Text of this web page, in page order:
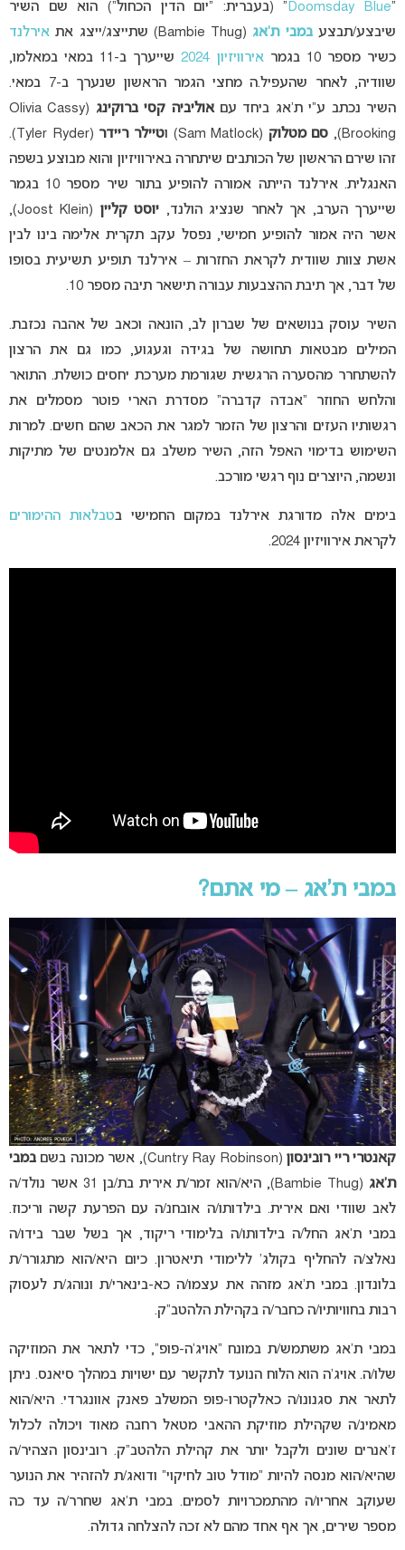
“
Doomsday Blue ” (בעברית: “יום הדין הכחול”) הוא שם השיר
שיבצע/תבצעבמבי ת’אג (Bambie Thug) שתייצג/ייצג את
אירלנד
כשיר מספר 10 בגמר
אירוויזיון 2024
שייערך ב-11 במאי במאלמו,
שוודיה, לאחר שהעפיל.ה מחצי הגמר הראשון שנערך ב-7 במאי.
השיר נכתב ע”י ת’אג ביחד עםאוליביה קסי ברוקינג
(Olivia Cassy
Brooking),
סם מטלוק (Sam Matlock) ו טיילר ריידר
(Tyler Ryder).
זהו שירם הראשון של הכותבים שיתחרה באירוויזיון והוא מבוצע בשפה
האנגלית. אירלנד הייתה אמורה להופיע בתור שיר מספר 10 בגמר
שייערך הערב, אך לאחר שנציג הולנד, יוסט קליין
(Joost Klein),
אשר היה אמור להופיע חמישי, נפסל עקב תקרית אלימה בינו לבין
אשת צוות שוודית לקראת החזרות – אירלנד תופיע תשיעית בסופו
של דבר, אך תיבת ההצבעות עבורה תישאר תיבה מספר 10.
השיר עוסק בנושאים של שברון לב, הונאה וכאב של אהבה נכזבת.
המילים מבטאות תחושה של בגידה וגעגוע, כמו גם את הרצון
להשתחרר מהסערה הרגשית שגורמת מערכת יחסים כושלת. התואר
והלחש החוזר “אבדה קדברה” מסדרת הארי פוטר מסמלים את
רגשותיו העזים והרצון של הזמר למגר את הכאב שהם חשים. למרות
השימוש בדימוי האפל הזה, השיר משלב גם אלמנטים של מתיקות
ונשמה, היוצרים נוף רגשי מורכב.
בימים אלה מדורגת אירלנד במקום החמישי בטבלאות ההימורים
לקראת אירוויזיון 2024.
במבי ת’אג – מי אתם?
קאנטרי ריי רובינסון(Cuntry Ray Robinson), אשר מכונה בשם
במבי
ת’אג
(Bambie Thug), היא/הוא זמר/ת אירית בת/בן 31 אשר נולד/ה
לאב שוודי ואם אירית. בילדותו/ה אובחנ/ה עם הפרעת קשה וריכוז.
במבי ת’אג החל/ה בילדותו/ה בלימודי ריקוד, אך בשל שבר בידו/ה
נאלצ/ה להחליף בקולג’ ללימודי תיאטרון. כיום היא/הוא מתגורר/ת
בלונדון. במבי ת’אג מזהה את עצמו/ה כא-בינארי/ת ונוהג/ת לעסוק
רבות בחוויותיו/ה כחבר/ה בקהילת הלהטב”ק.
במבי ת’אג משתמש/ת במונח “אויג’ה-פופ”, כדי לתאר את המוזיקה
שלו/ה. אויג’ה הוא הלוח הנועד לתקשר עם ישויות במהלך סיאנס. ניתן
לתאר את סגנונו/ה כאלקטרו-פופ המשלב פאנק אוונגרדי. היא/הוא
מאמינ/ה שקהילת מוזיקת ההאבי מטאל רחבה מאוד ויכולה לכלול
ז’אנרים שונים ולקבל יותר את קהילת הלהטב”ק. רובינסון הצהיר/ה
שהיא/הוא מנסה להיות “מודל טוב לחיקוי” ודואג/ת להזהיר את הנוער
שעוקב אחריו/ה מהתמכרויות לסמים. במבי ת’אג שחרר/ה עד כה
מספר שירים, אך אף אחד מהם לא זכה להצלחה גדולה.